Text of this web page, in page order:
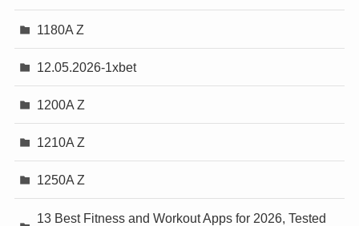
1180A Z
12.05.2026-1xbet
1200A Z
1210A Z
1250A Z
13 Best Fitness and Workout Apps for 2026, Tested